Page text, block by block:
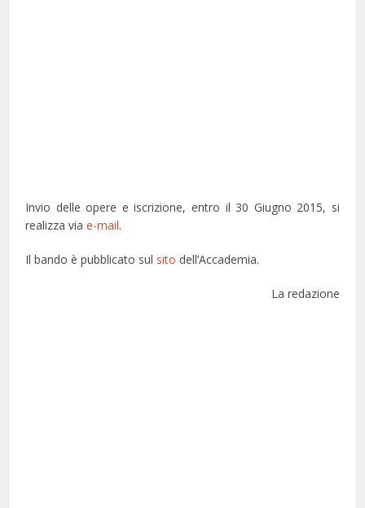
Invio delle opere e iscrizione, entro il 30 Giugno 2015, si
realizza viae-mail.
Il bando è pubblicato sul sito dell’Accademia.
La redazione